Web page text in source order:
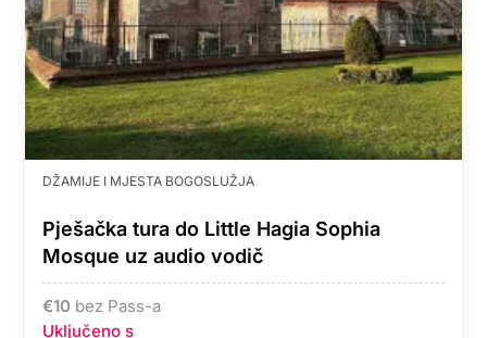
DŽAMIJE I MJESTA BOGOSLUŽJA
Pješačka tura do Little Hagia Sophia
Mosque uz audio vodič
€10 bez Pass-a
Uključeno s